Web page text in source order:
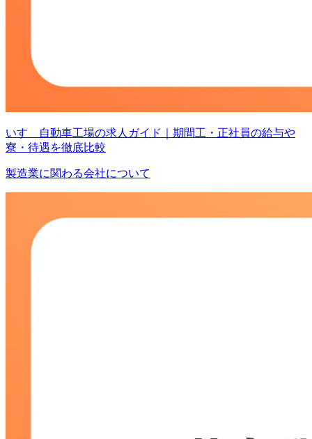
いすゞ自動車工場の求人ガイド｜期間工・正社員の給与や
寮・待遇を徹底比較
製造業に関わる会社について